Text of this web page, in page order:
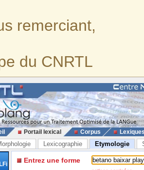
remerciant,
du CNRTL
Portail lexical Corpus
Lexicographie Etymologie
Entrez une forme